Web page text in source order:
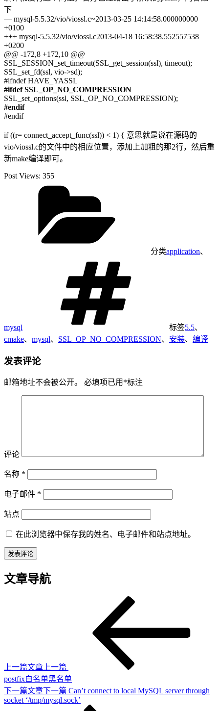
下
— mysql-5.5.32/vio/viossl.c~2013-03-25 14:14:58.000000000
+0100
+++ mysql-5.5.32/vio/viossl.c2013-04-18 16:58:38.552557538
+0200
@@ -172,8 +172,10 @@
SSL_SESSION_set_timeout(SSL_get_session(ssl), timeout);
SSL_set_fd(ssl, vio->sd);
#ifndef HAVE_YASSL
#ifdef SSL_OP_NO_COMPRESSION
SSL_set_options(ssl, SSL_OP_NO_COMPRESSION);
#endif
#endif
if ((r= connect_accept_func(ssl)) < 1) { 意思就是说在源码的
vio/viossl.c的文件中的相应位置，添加上加粗的那2行，然后重
新make编译即可。
Post Views: 355
分类application、
mysql 标签5.5、
cmake、 mysql、 SSL_OP_NO_COMPRESSION、 安装、 编译
发表评论
邮箱地址不会被公开。 必填项已用 *标注
评论
名称 *
电子邮件 *
站点
在此浏览器中保存我的姓名、电子邮件和站点地址。
文章导航
上一篇文章 上一篇
postfix白名单黑名单
下一篇文章下一篇 Can’t connect to local MySQL server through
socket ‘/tmp/mysql.sock’